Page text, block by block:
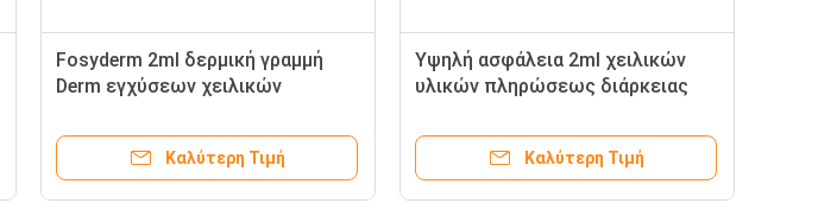
Fosyderm 2ml δερμική γραμμή
Derm εγχύσεων χειλικών
πληρώσεως Hyaluronic όξινη
Καλύτερη Τιμή
Υψηλή ασφάλεια 2ml χειλικών
υλικών πληρώσεως διάρκειας
φόρμας
Καλύτερη Τιμή